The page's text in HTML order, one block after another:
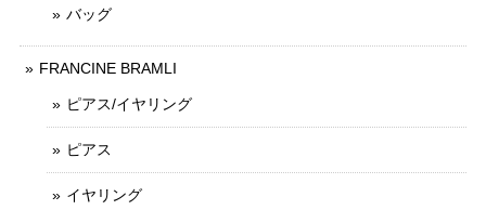
バッグ
FRANCINE BRAMLI
ピアス/イヤリング
ピアス
イヤリング